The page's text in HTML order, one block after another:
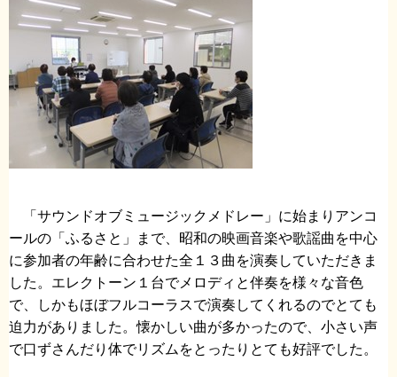
「サウンドオブミュージックメドレー」に始まりアンコ
ールの「ふるさと」まで、昭和の映画音楽や歌謡曲を中心
に参加者の年齢に合わせた全１３曲を演奏していただきま
した。エレクトーン１台でメロディと伴奏を様々な音色
で、しかもほぼフルコーラスで演奏してくれるのでとても
迫力がありました。懐かしい曲が多かったので、小さい声
で口ずさんだり体でリズムをとったりとても好評でした。